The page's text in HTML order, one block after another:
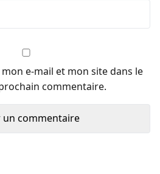
e-mail et mon site dans le
commentaire.